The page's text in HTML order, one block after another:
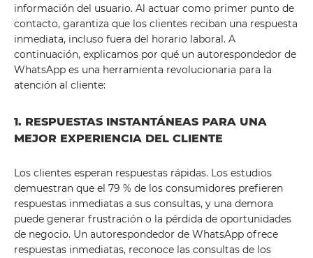
información del usuario. Al actuar como primer punto de
contacto, garantiza que los clientes reciban una respuesta
inmediata, incluso fuera del horario laboral. A
continuación, explicamos por qué un autorespondedor de
WhatsApp es una herramienta revolucionaria para la
atención al cliente:
1. RESPUESTAS INSTANTÁNEAS PARA UNA
MEJOR EXPERIENCIA DEL CLIENTE
Los clientes esperan respuestas rápidas. Los estudios
demuestran que el 79 % de los consumidores prefieren
respuestas inmediatas a sus consultas, y una demora
puede generar frustración o la pérdida de oportunidades
de negocio. Un autorespondedor de WhatsApp ofrece
respuestas inmediatas, reconoce las consultas de los